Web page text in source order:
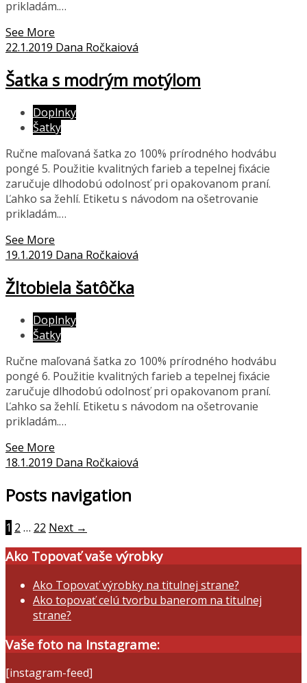
prikladám.…
See More
22.1.2019 Dana Ročkaiová
Šatka s modrým motýlom
Doplnky
Šatky
Ručne maľovaná šatka zo 100% prírodného hodvábu
pongé 5. Použitie kvalitných farieb a tepelnej fixácie
zaručuje dlhodobú odolnosť pri opakovanom praní.
Ľahko sa žehlí. Etiketu s návodom na ošetrovanie
prikladám.…
See More
19.1.2019 Dana Ročkaiová
Žltobiela šatôčka
Doplnky
Šatky
Ručne maľovaná šatka zo 100% prírodného hodvábu
pongé 6. Použitie kvalitných farieb a tepelnej fixácie
zaručuje dlhodobú odolnosť pri opakovanom praní.
Ľahko sa žehlí. Etiketu s návodom na ošetrovanie
prikladám.…
See More
18.1.2019 Dana Ročkaiová
Posts navigation
1 2 … 22 Next →
Ako Topovať vaše výrobky
Ako Topovať výrobky na titulnej strane?
Ako topovať celú tvorbu banerom na titulnej
strane?
Vaše foto na Instagrame:
[instagram-feed]